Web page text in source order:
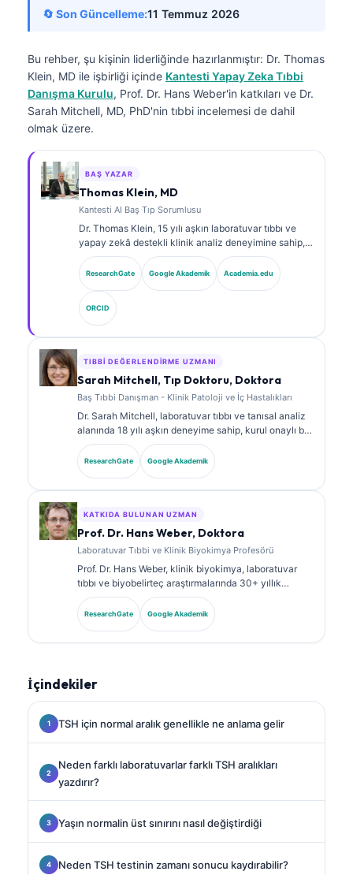
🔄 Son Güncelleme:11 Temmuz 2026
Bu rehber, şu kişinin liderliğinde hazırlanmıştır: Dr. Thomas
Klein, MD ile işbirliği içinde Kantesti Yapay Zeka Tıbbi
Danışma Kurulu, Prof. Dr. Hans Weber'in katkıları ve Dr.
Sarah Mitchell, MD, PhD'nin tıbbi incelemesi de dahil
olmak üzere.
BAŞ YAZAR
Thomas Klein, MD
Kantesti AI Baş Tıp Sorumlusu
Dr. Thomas Klein, 15 yılı aşkın laboratuvar tıbbı ve
yapay zekâ destekli klinik analiz deneyimine sahip,
kurul onaylı bir klinik hematolog ve dâhiliye
uzmanıdır. Kantesti AI bünyesinde Tıbbi Direktör
olarak, tescilli sinir ağının tıbbi doğruluğuna ilişkin
klinik gözetim sağlar. Dr. Klein, biyobelirteç
yorumlanması ve laboratuvar tıbbı konularında
laboratuvar tanılarına ilişkin kapsamlı yayınlar
yapmıştır.
ResearchGate Google Akademik Academia.edu
ORCID
TIBBI DEĞERLENDIRME UZMANI
Sarah Mitchell, Tıp Doktoru, Doktora
Baş Tıbbi Danışman - Klinik Patoloji ve İç Hastalıkları
Dr. Sarah Mitchell, laboratuvar tıbbı ve tanısal analiz
alanında 18 yılı aşkın deneyime sahip, kurul onaylı bir
klinik patologdur. Klinik kimya alanında uzmanlık
sertifikalarına sahiptir ve klinik uygulamada
biyobelirteç panelleri ile laboratuvar analizi üzerine
ResearchGate Google Akademik
KATKIDA BULUNAN UZMAN
Prof. Dr. Hans Weber, Doktora
Laboratuvar Tıbbi ve Klinik Biyokimya Profesörü
Prof. Dr. Hans Weber, klinik biyokimya, laboratuvar
tıbbı ve biyobelirteç araştırmalarında 30+ yıllık
uzmanlığa sahiptir. Alman Klinik Kimya Derneği’nin
eski Başkanıdır; tanısal panel analizi, biyobelirteç
standardizasyonu ve yapay zeka destekli laboratuvar
ResearchGate Google Akademik
İçindekiler
TSH için normal aralık genellikle ne anlama gelir
Neden farklı laboratuvarlar farklı TSH aralıkları
yazdırır?
Yaşın normalin üst sınırını nasıl değiştirdiği
Neden TSH testinin zamanı sonucu kaydırabilir?